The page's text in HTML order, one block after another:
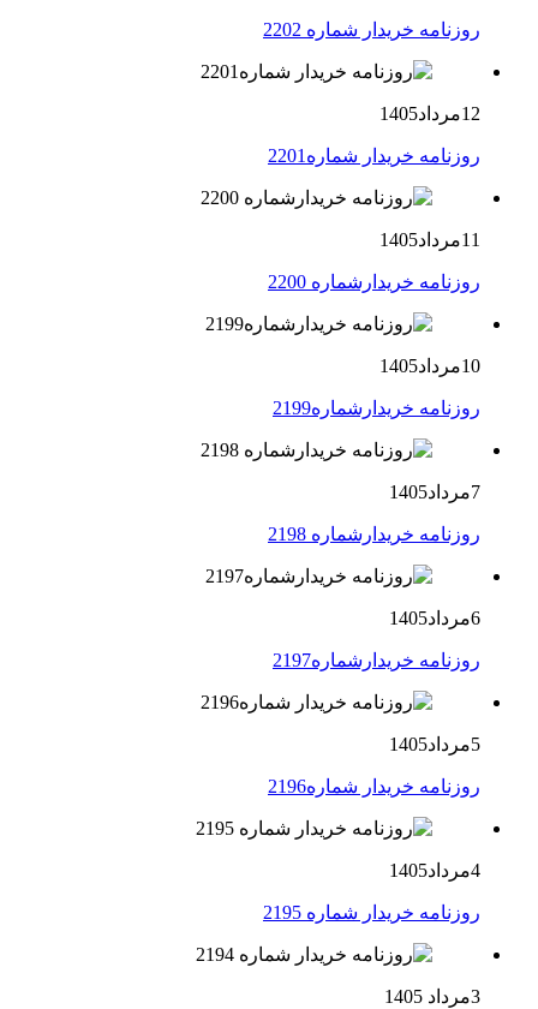
روزنامه خریدار شماره 2202
12مرداد1405
روزنامه خریدار شماره2201
11مرداد1405
روزنامه خریدارشماره 2200
10مرداد1405
روزنامه خریدارشماره2199
7مرداد1405
روزنامه خریدارشماره 2198
6مرداد1405
روزنامه خریدارشماره2197
5مرداد1405
روزنامه خریدار شماره2196
4مرداد1405
روزنامه خریدار شماره 2195
3مرداد 1405